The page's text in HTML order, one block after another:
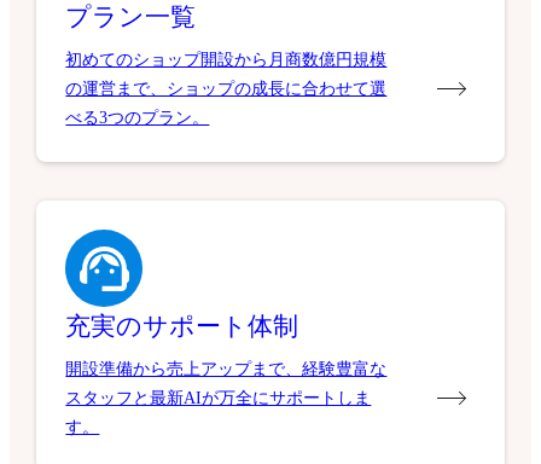
プラン一覧
初めてのショップ開設から月商数億円規模
の運営まで、ショップの成長に合わせて選
べる3つのプラン。
充実のサポート体制
開設準備から売上アップまで、経験豊富な
スタッフと最新AIが万全にサポートしま
す。